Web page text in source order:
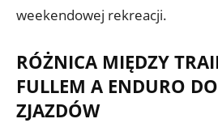
weekendowej rekreacji.
RÓŻNICA MIĘDZY
FULLEM A ENDURO
ZJAZDÓW